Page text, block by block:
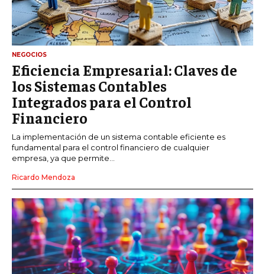
NEGOCIOS
Eficiencia Empresarial: Claves de
los Sistemas Contables
Integrados para el Control
Financiero
La implementación de un sistema contable eficiente es
fundamental para el control financiero de cualquier
empresa, ya que permite...
Ricardo Mendoza